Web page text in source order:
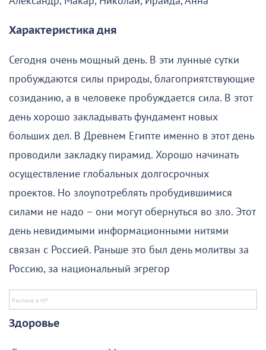
Характеристика дня
Сегодня очень мощный день. В эти лунные сутки
пробуждаются силы природы, благоприятствующие
созиданию, а в человеке пробуждается сила. В этот
день хорошо закладывать фундамент новых
больших дел. В Древнем Египте именно в этот день
проводили закладку пирамид. Хорошо начинать
осуществление глобальных долгосрочных
проектов. Но злоупотреблять пробудившимися
силами не надо – они могут обернуться во зло. Этот
день невидимыми информационными нитями
связан с Россией. Раньше это был день молитвы за
Россию, за национальный эгрегор
Здоровье